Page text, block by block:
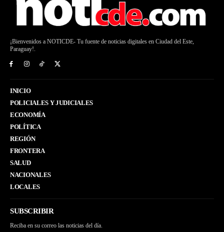
¡Bienvenidos a NOTICDE- Tu fuente de noticias digitales en Ciudad del Este,
Paraguay!.
INICIO
POLICIALES Y JUDICIALES
ECONOMÍA
POLÍTICA
REGIÓN
FRONTERA
SALUD
NACIONALES
LOCALES
SUBSCRIBIR
Reciba en su correo las noticias del día.